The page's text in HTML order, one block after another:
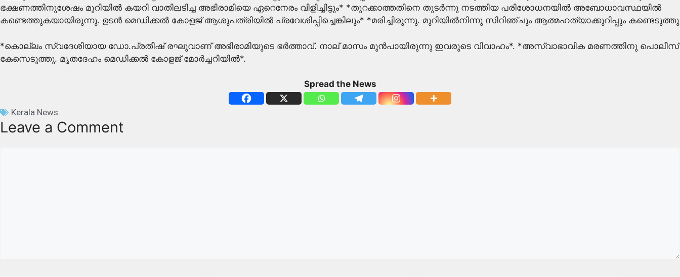
ഭക്ഷണത്തിനുശേഷം മുറിയിൽ കയറി വാതിലടിച്ച അഭിരാമിയെ ഏറെനേരം വിളിച്ചിട്ടും* *തുറക്കാത്തതിനെ തുടർന്നു നടത്തിയ പരിശോധനയിൽ അബോധാവസ്ഥയിൽ
കണ്ടെത്തുകയായിരുന്നു. ഉടൻ മെഡിക്കൽ കോളജ് ആശുപത്രിയിൽ പ്രവേശിപ്പിച്ചെങ്കിലും* *മരിച്ചിരുന്നു. മുറിയിൽനിന്നു സിറിഞ്ചും ആത്മഹത്യാക്കുറിപ്പും കണ്ടെടുത്തു
*കൊല്ലം സ്വദേശിയായ ഡോ.പ്രതീഷ് രഘുവാണ് അഭിരാമിയുടെ ഭർത്താവ്. നാല് മാസം മുൻപായിരുന്നു ഇവരുടെ വിവാഹം*. *അസ്വാഭാവിക മരണത്തിനു പൊലീസ്
കേസെടുത്തു. മൃതദേഹം മെഡിക്കൽ കോളജ് മോർച്ചറിയിൽ*.
Spread the News
Kerala News
Leave a Comment